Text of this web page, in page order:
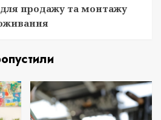
продажу та монтажу